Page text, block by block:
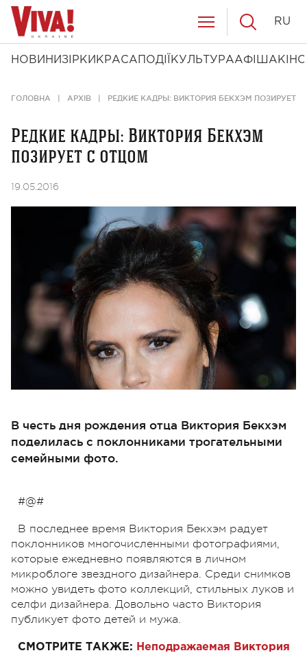
НОВИНИ ЗІРКИ КРАСА ПОДІЇ КУЛЬТУРААФІША КІНО
RU
ГОЛОВНА АРХІВ РЕДКИЕ КАДРЫ: ВИКТОРИЯ БЕКХЭМ ПОЗИРУЕТ
Редкие кадры: Виктория Бекхэм
позирует с отцом
19.05.2016
В честь дня рождения отца Виктория Бекхэм
поделилась с поклонниками трогательными
семейными фото.
#@#
В последнее время Виктория Бекхэм радует
поклонников многочисленными фотографиями,
которые ежедневно появляются в личном
микроблоге звездного дизайнера. Среди снимков
можно увидеть фото коллекций, стильных луков и
селфи дизайнера. Довольно часто Виктория
публикует фото детей и мужа.
СМОТРИТЕ ТАКЖЕ: Неподражаемая Виктория